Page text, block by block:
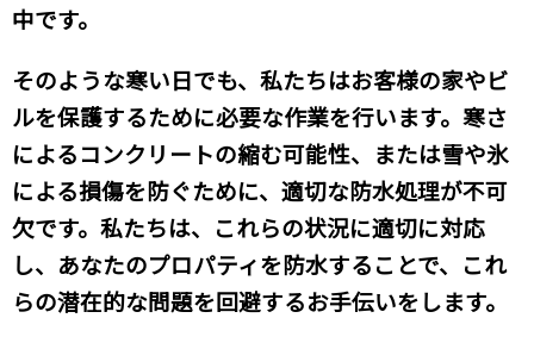
中です。
そのような寒い日でも、私たちはお客様の家やビ
ルを保護するために必要な作業を行います。寒さ
によるコンクリートの縮む可能性、または雪や氷
による損傷を防ぐために、適切な防水処理が不可
欠です。私たちは、これらの状況に適切に対応
し、あなたのプロパティを防水することで、これ
らの潜在的な問題を回避するお手伝いをします。